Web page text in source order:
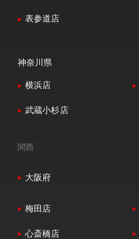
表参道店
神奈川県
横浜店
武蔵小杉店
関西
大阪府
梅田店
心斎橋店